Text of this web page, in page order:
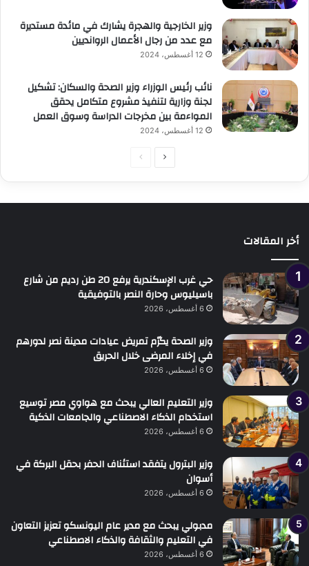
وزير الخارجية والهجرة يشارك في مائدة مستديرة
مع عدد من رجال الأعمال الروانديين
12 أغسطس، 2024
نائب رئيس الوزراء وزير الصحة والسكان: تشكيل
لجنة وزارية لتنفيذ مشروع متكامل يحقق
المواءمة بين مخرجات الدراسة وسوق العمل
12 أغسطس، 2024
الصفحةالصفحة
أخر المقالات
حي غرب الإسكندرية يرفع 20 طن رديم من شارع
باسيليوس وحارة النصر بالتوفيقية
6 أغسطس، 2026
وزير الصحة يكرّم تمريض عيادات مدينة نصر لدورهم
في إخلاء المرضى خلال الحريق
6 أغسطس، 2026
وزير التعليم العالي يبحث مع هواوي مصر توسيع
استخدام الذكاء الاصطناعي والجامعات الذكية
6 أغسطس، 2026
وزير البترول يتفقد استئناف الحفر بحقل البركة في
أسوان
6 أغسطس، 2026
مدبولي يبحث مع مدير عام اليونسكو تعزيز التعاون
في التعليم والثقافة والذكاء الاصطناعي
6 أغسطس، 2026